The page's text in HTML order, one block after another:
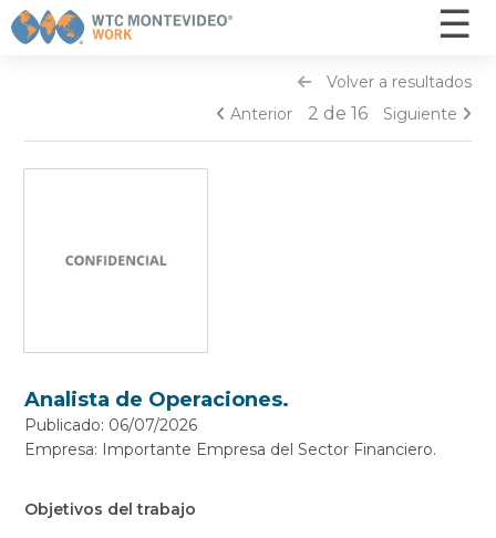
☰
×
Ofertas
¿Cómo funciona? - Postulantes
Otros servicios
Nosotros
Contacto
INGRESAR
Volver a resultados
Anterior
2 de 16 Siguiente
Analista de Operaciones.
Publicado: 06/07/2026
Empresa: Importante Empresa del Sector Financiero.
Objetivos del trabajo